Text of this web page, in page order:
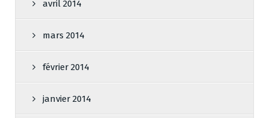
avril 2014
mars 2014
février 2014
janvier 2014